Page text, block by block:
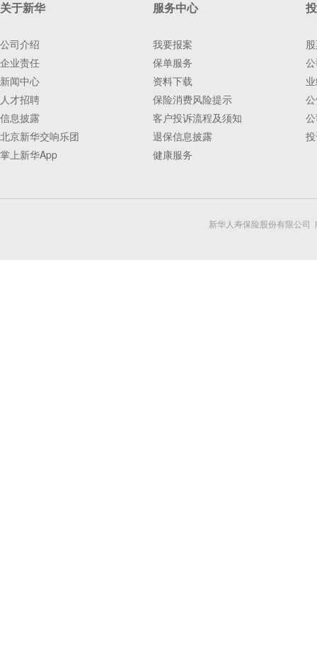
关于新华
公司介绍
企业责任
新闻中心
人才招聘
信息披露
北京新华交响乐团
掌上新华App
服务中心
我要报案
保单服务
资料下载
保险消费风险提示
客户投诉流程及须知
退保信息披露
健康服务
新华人寿保险股份有限公